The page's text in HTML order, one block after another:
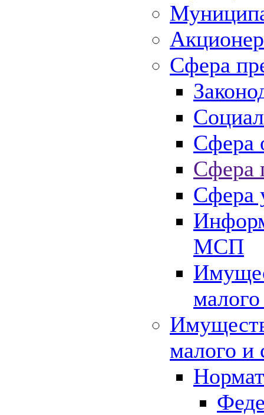
Сфера
Сфера
Сфера
Сфера
МСП
малого и